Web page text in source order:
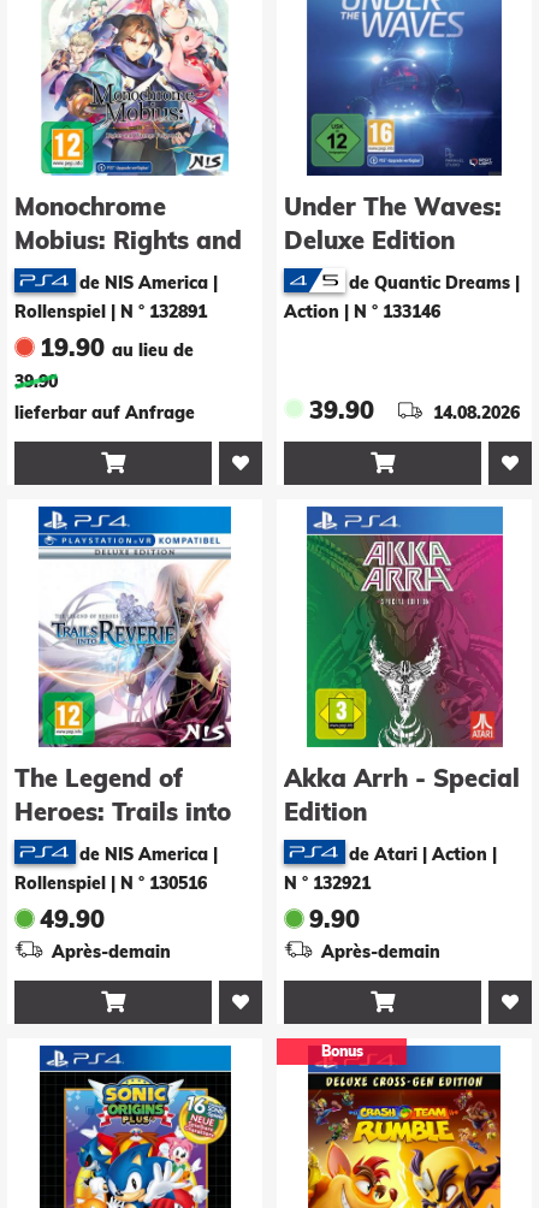
Monochrome
Mobius: Rights and
Wrongs Forgotten -
Deluxe Edition
de NIS America |
Rollenspiel
N ° 132891
19.90 au lieu de
39.90
lieferbar auf Anfrage

Under The Waves:
Deluxe Edition
de Quantic Dreams |
Action
N ° 133146
39.90 14.08.2026

The Legend of
Heroes: Trails into
Reverie - Deluxe
Edition
de NIS America |
Rollenspiel
N ° 130516
49.90
Après-demain

Akka Arrh - Special
Edition
de Atari | Action
N ° 132921
9.90
Après-demain

Bonus